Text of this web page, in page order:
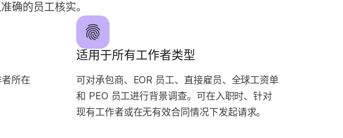
确的员工核实。
所在
适用于所有工作者类型
可对承包商、EOR 员工、直接雇员、全球工资单
和 PEO 员工进行背景调查。可在入职时、针对
现有工作者或在无有效合同情况下发起请求。